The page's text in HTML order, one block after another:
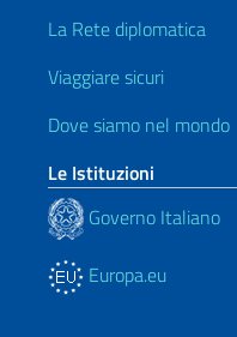
La Rete diplomatica
Viaggiare sicuri
Dove siamo nel mondo
Le Istituzioni
Governo Italiano
Europa.eu